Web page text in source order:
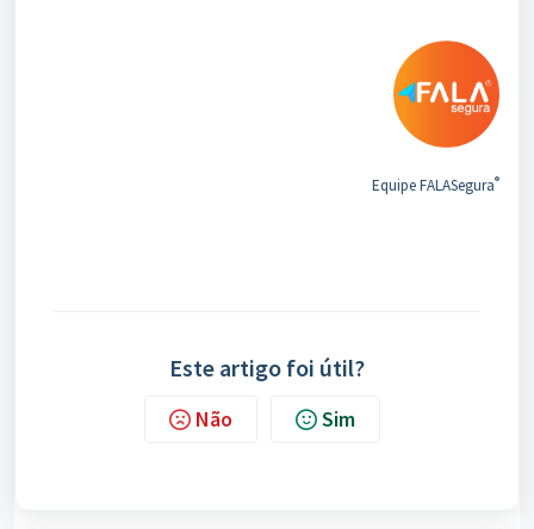
Equipe FALASegura®
Este artigo foi útil?
Não Sim